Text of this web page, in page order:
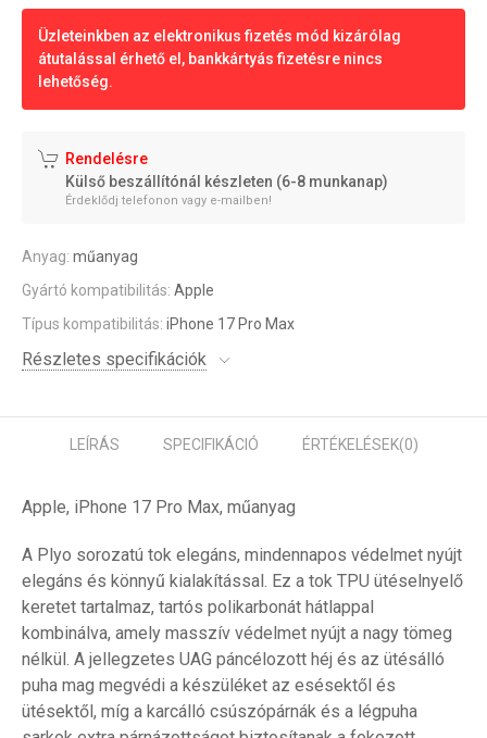
Üzleteinkben az elektronikus fizetés mód kizárólag
átutalással érhető el, bankkártyás fizetésre nincs
lehetőség.
Rendelésre
Külső beszállítónál készleten (6-8 munkanap)
Érdeklődj telefonon vagy e-mailben!
Anyag: műanyag
Gyártó kompatibilitás: Apple
Típus kompatibilitás: iPhone 17 Pro Max
Részletes specifikációk
LEÍRÁS SPECIFIKÁCIÓ ÉRTÉKELÉSEK(0)
Apple, iPhone 17 Pro Max, műanyag
A Plyo sorozatú tok elegáns, mindennapos védelmet nyújt
elegáns és könnyű kialakítással. Ez a tok TPU ütéselnyelő
keretet tartalmaz, tartós polikarbonát hátlappal
kombinálva, amely masszív védelmet nyújt a nagy tömeg
nélkül. A jellegzetes UAG páncélozott héj és az ütésálló
puha mag megvédi a készüléket az esésektől és
ütésektől, míg a karcálló csúszópárnák és a légpuha